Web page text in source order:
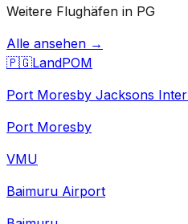
Weitere Flughäfen in PG
Alle ansehen →
🇵🇬LandPOM
Port Moresby Jacksons
Port Moresby
VMU
Baimuru Airport